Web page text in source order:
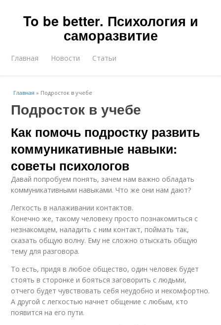
To be better. Психология и
саморазвитие
Главная Новости Статьи
Главная » Подросток в учебе
Подросток в учебе
Как помочь подростку развить
коммуникативные навыки:
советы психологов
Давай попробуем понять, зачем нам важно обладать
коммуникативными навыками. Что же они нам дают?
Легкость в налаживании контактов.
Конечно же, такому человеку просто познакомиться с
незнакомцем, наладить с ним контакт, поймать так,
сказать общую волну. Ему не сложно отыскать общую
тему для разговора.
То есть, придя в любое общество, один человек будет
стоять в сторонке и бояться заговорить с людьми,
отчего будет чувствовать себя неудобно и некомфортно.
А другой с легкостью начнет общение с любым, кто
появится на его пути.